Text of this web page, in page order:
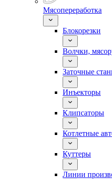
Мясопереработка
Блокорезки
Волчки,
Заточные
Инъекторы
Клипсаторы
Котлетные
Куттеры
Линии